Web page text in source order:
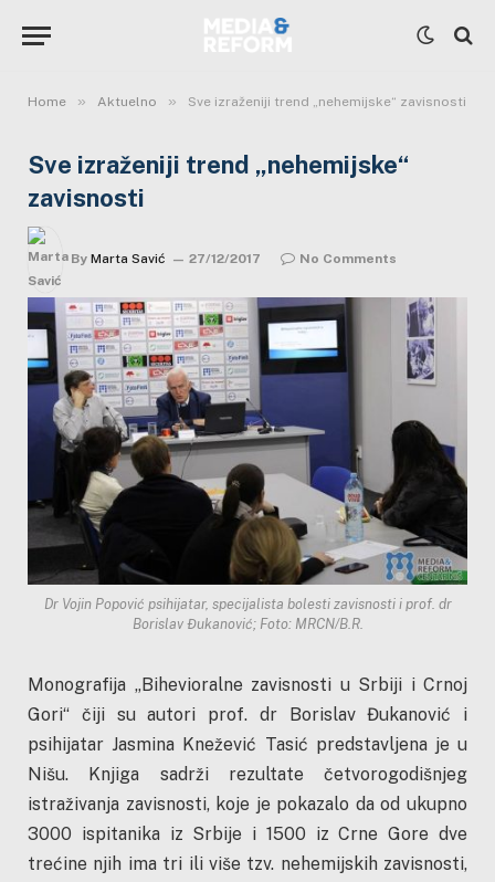
Home » Aktuelno » Sve izraženiji trend „nehemijske“ zavisnosti
Sve izraženiji trend „nehemijske“
zavisnosti
By Marta Savić 27/12/2017 No Comments
Dr Vojin Popović psihijatar, specijalista bolesti zavisnosti i prof. dr
Borislav Đukanović; Foto: MRCN/B.R.
Monografija „Bihevioralne zavisnosti u Srbiji i Crnoj
Gori“ čiji su autori prof. dr Borislav Đukanović i
psihijatar Jasmina Knežević Tasić predstavljena je u
Nišu. Knjiga sadrži rezultate četvorogodišnjeg
istraživanja zavisnosti, koje je pokazalo da od ukupno
3000 ispitanika iz Srbije i 1500 iz Crne Gore dve
trećine njih ima tri ili više tzv. nehemijskih zavisnosti,